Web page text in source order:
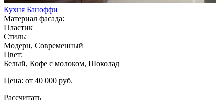
Кухня Баноффи
Материал фасада:
Пластик
Стиль:
Модерн, Современный
Цвет:
Белый, Кофе с молоком, Шоколад
Цена: от 40 000 руб.
Рассчитать